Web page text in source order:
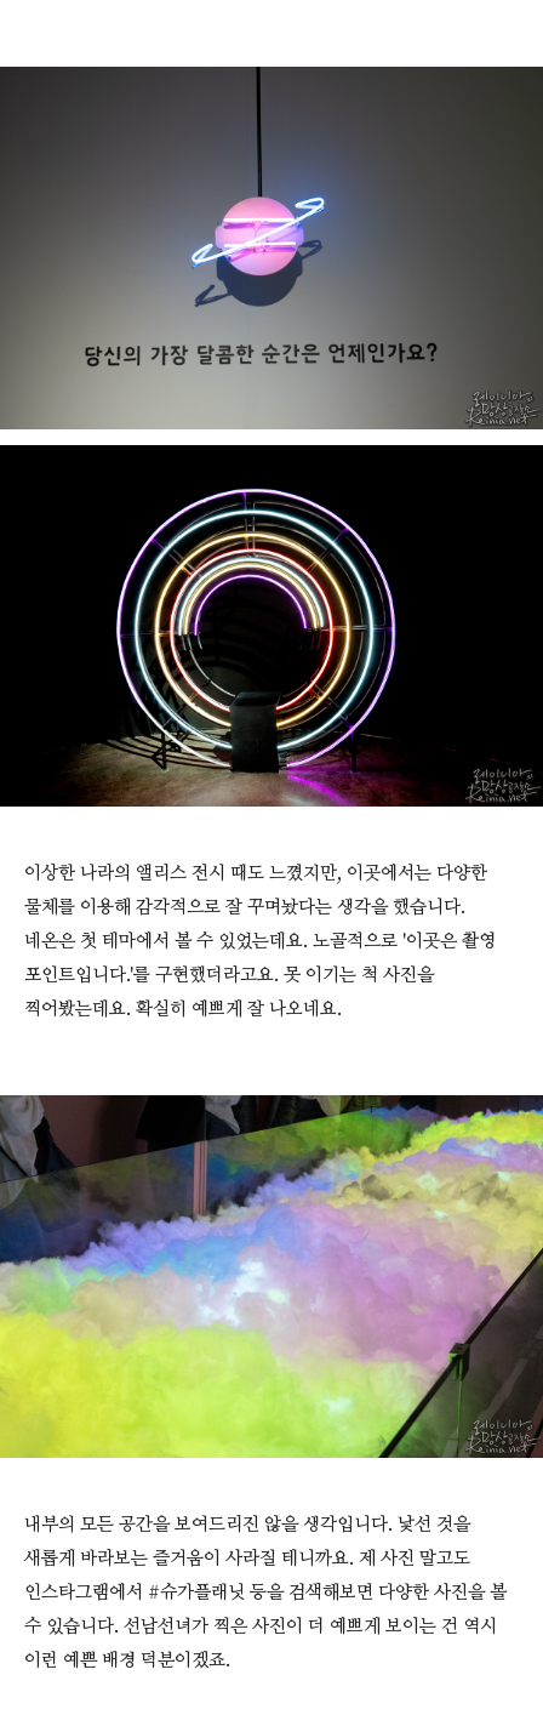
이상한 나라의 앨리스 전시 때도 느꼈지만, 이곳에서는 다양한
물체를 이용해 감각적으로 잘 꾸며놨다는 생각을 했습니다.
네온은 첫 테마에서 볼 수 있었는데요. 노골적으로 '이곳은 촬영
포인트입니다.'를 구현했더라고요. 못 이기는 척 사진을
찍어봤는데요. 확실히 예쁘게 잘 나오네요.
내부의 모든 공간을 보여드리진 않을 생각입니다. 낯선 것을
새롭게 바라보는 즐거움이 사라질 테니까요. 제 사진 말고도
인스타그램에서 #슈가플래닛 등을 검색해보면 다양한 사진을 볼
수 있습니다. 선남선녀가 찍은 사진이 더 예쁘게 보이는 건 역시
이런 예쁜 배경 덕분이겠죠.